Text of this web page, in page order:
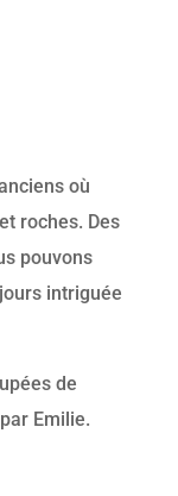
où
roches. Des
pouvons
intriguée
de
Emilie.